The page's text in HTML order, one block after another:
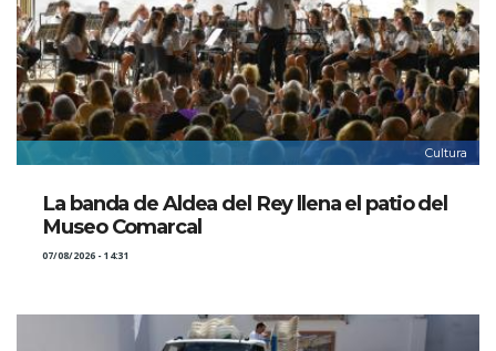
Cultura
La banda de Aldea del Rey llena el patio del
Museo Comarcal
07/08/2026 - 14:31